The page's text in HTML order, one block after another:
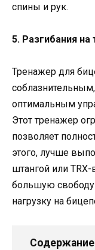
спины и рук.
5. Разгибания
Тренажер для
оптимальным
Этот тренажер
позволяет
этого, лучше
штангой или
большую
нагрузку на
Содержание